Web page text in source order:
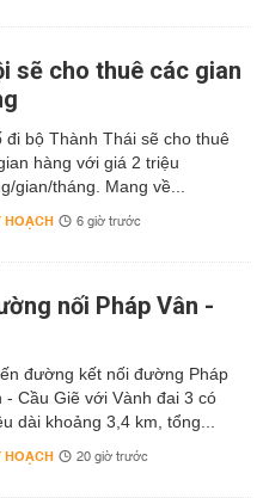
sẽ cho thuê các gian
đi bộ Thành Thái sẽ cho thuê
hàng với giá 2 triệu
gian/tháng. Mang về...
HOẠCH 6 giờ trước
nối Pháp Vân -
đường kết nối đường Pháp
- Cầu Giẽ với Vành đai 3 có
dài khoảng 3,4 km, tổng...
HOẠCH 20 giờ trước